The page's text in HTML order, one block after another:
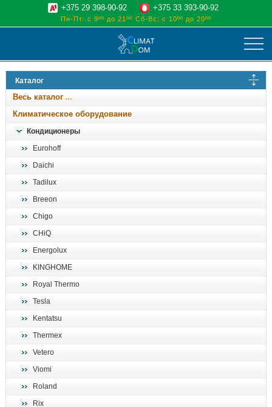
климат
отопительные котлы
водоснабжение
+375 29 398-90-92 +375 33 393-90-92
Пн-Пт: с 9ºº до 21ºº Сб-Вс: с 10ºº до 20ºº
Каталог
Весь каталог
Климатическое оборудование
Кондиционеры
Eurohoff
Daichi
Tadilux
Breeon
Chigo
CHiQ
Energolux
KINGHOME
Royal Thermo
Tesla
Kentatsu
Thermex
Vetero
Viomi
Roland
Rix